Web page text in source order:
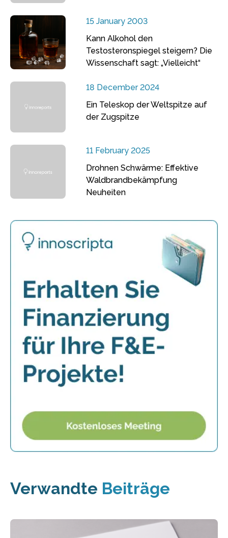
15 January 2003
Kann Alkohol den
Testosteronspiegel steigern? Die
Wissenschaft sagt: „Vielleicht“
18 December 2024
Ein Teleskop der Weltspitze auf
der Zugspitze
11 February 2025
Drohnen Schwärme: Effektive
Waldbrandbekämpfung
Neuheiten
Verwandte Beiträge